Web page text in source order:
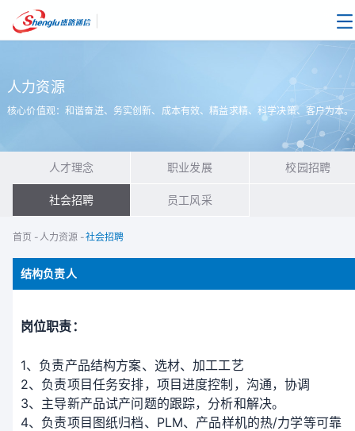
人力资源
核心价值观：和谐奋进、务实创新、成本有效、精益求精、科学决策、客户为本。
人才理念 职业发展 校园招聘
社会招聘 员工风采
首页 - 人力资源 -社会招聘
结构负责人
岗位职责：
1、负责产品结构方案、选材、加工工艺
2、负责项目任务安排，项目进度控制，沟通，协调
3、主导新产品试产问题的跟踪，分析和解决。
4、负责项目图纸归档、PLM、产品样机的热/力学等可靠